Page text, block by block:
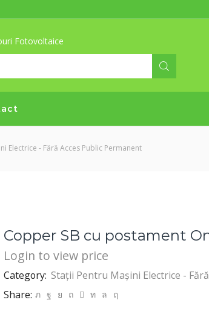
Fotovoltaice
Electrice - Fără Acces Public Permanent
Copper SB cu postament
Login to view price
Category: Stații Pentru Mașini Electrice -
Share: